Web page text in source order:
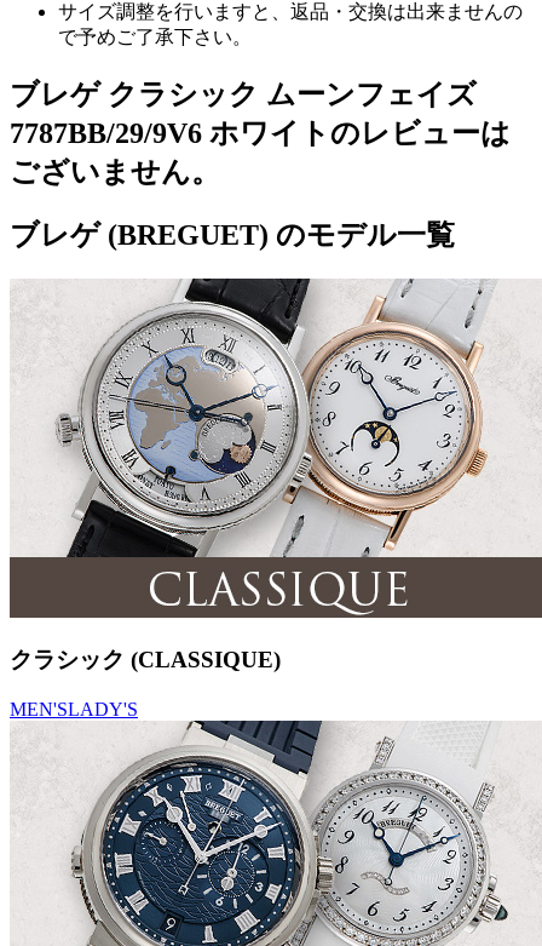
サイズ調整を行いますと、返品・交換は出来ませんの
で予めご了承下さい。
ブレゲ クラシック ムーンフェイズ
7787BB/29/9V6 ホワイトのレビューは
ございません。
ブレゲ (BREGUET) のモデル一覧
クラシック (CLASSIQUE)
MEN'SLADY'S